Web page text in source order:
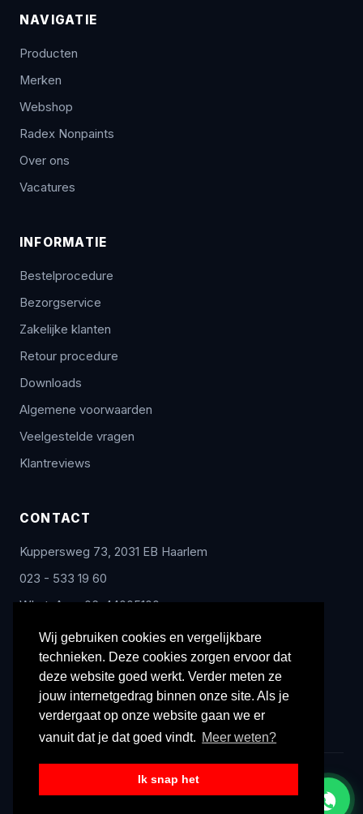
Wij gebruiken cookies en vergelijkbare
technieken. Deze cookies zorgen ervoor dat
deze website goed werkt. Verder meten ze
jouw internetgedrag binnen onze site. Als je
verdergaat op onze website gaan we er
vanuit dat je dat goed vindt. Meer weten?
Ik snap het
NAVIGATIE
Producten
Merken
Webshop
Radex Nonpaints
Over ons
Vacatures
INFORMATIE
Bestelprocedure
Bezorgservice
Zakelijke klanten
Retour procedure
Downloads
Algemene voorwaarden
Veelgestelde vragen
Klantreviews
CONTACT
Kuppersweg 73, 2031 EB Haarlem
023 - 533 19 60
WhatsApp: 06-44005100
info@radex-benelux.nl
Ma – Vrij: 9:00 – 17:00
© 2026 Radex Benelux. Alle rechten voorbehouden.
Privacyverklaring